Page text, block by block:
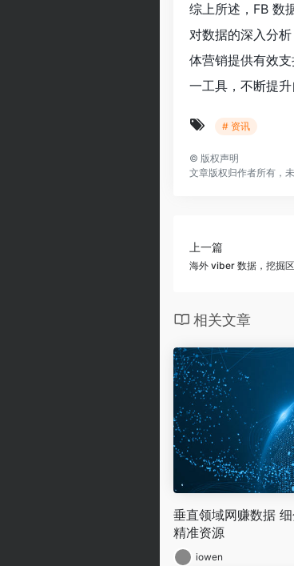
综上所述，FB 数
对数据的深入分
体营销提供有效
一工具，不断提升
# 资讯
© 版权声明
文章版权归作者所有，
上一篇
海外 viber 数据，挖掘
相关文章
垂直领域网赚数据
精准资源
iowen